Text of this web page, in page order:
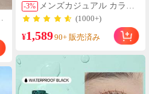
-3%
メンズカジュアル カラー
ブロック ストライプ 半袖
シャツ、快適なバケーシ
ョンスタイル、リゾート
(1000+)
¥1,58990+ 販売済み